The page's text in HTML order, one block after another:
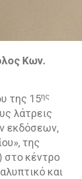
Κων.
της 15ης
λάτρεις
εκδόσεων,
της
στο κέντρο
και